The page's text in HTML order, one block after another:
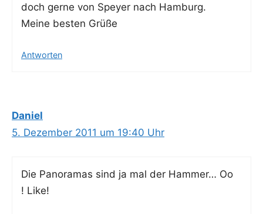
doch ger­ne von Spey­er nach Hamburg.
Mei­ne bes­ten Grüße
Antworten
Daniel
5. Dezember 2011 um 19:40 Uhr
Die Pan­ora­mas sind ja mal der Ham­mer… Oo
! Like!